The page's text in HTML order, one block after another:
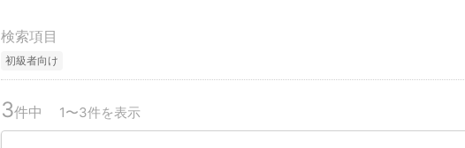
検索項目
初級者向け
3件中 1〜3件を表示